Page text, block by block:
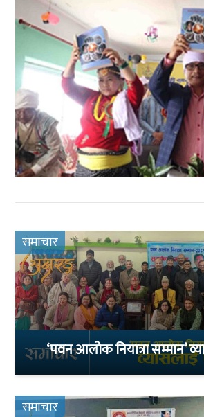
समाचार
‘पवन आलोक नियात्रा सम्मान’
समाचार